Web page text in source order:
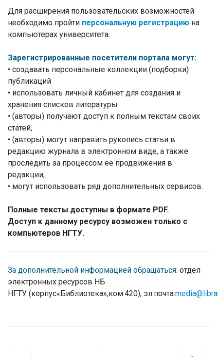
Для расширения пользовательских возможностей
необходимо пройти персональную регистрацию на
компьютерах университета.
Зарегистрированные посетители портала могут:
• создавать персональные коллекции (подборки)
публикаций
• использовать личный кабинет для создания и
хранения списков литературы
• (авторы) получают доступ к полным текстам своих
статей,
• (авторы) могут направить рукопись статьи в
редакцию журнала в электронном виде, а также
проследить за процессом ее продвижения в
редакции,
• могут использовать ряд дополнительных сервисов.
Полные тексты доступны в формате PDF.
Доступ к данному ресурсу возможен только с
компьютеров НГТУ.
За дополнительной информацией обращаться: отдел
электронных ресурсов НБ
НГТУ (корпус«Библиотека»,ком.420), эл.почта: